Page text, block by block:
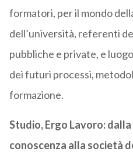
formatori, per il mondo
dell’università, referenti
pubbliche e private, e
dei futuri processi,
formazione.
Studio, Ergo Lavoro:
conoscenza alla società